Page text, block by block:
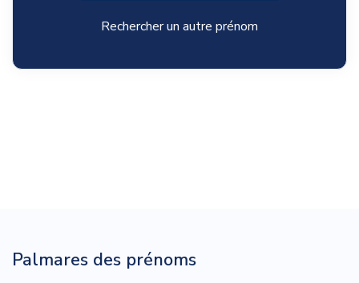
Rechercher un autre prénom
Palmares des prénoms